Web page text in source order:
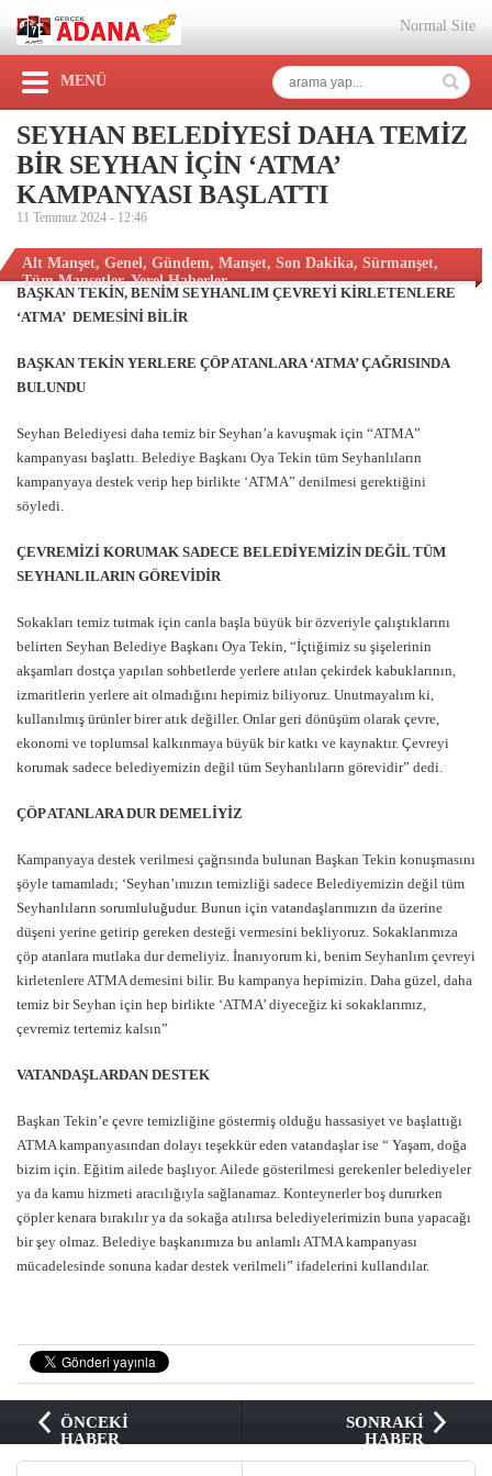
Normal Site
MENÜ
SEYHAN BELEDİYESİ DAHA TEMİZ
BİR SEYHAN İÇİN ‘ATMA’
KAMPANYASI BAŞLATTI
11 Temmuz 2024 - 12:46
Alt Manşet, Genel, Gündem, Manşet, Son Dakika, Sürmanşet,
Tüm Manşetler,Yerel Haberler
BAŞKAN TEKİN, BENİM SEYHANLIM ÇEVREYİ KİRLETENLERE
‘ATMA’ DEMESİNİ BİLİR
BAŞKAN TEKİN YERLERE ÇÖP ATANLARA ‘ATMA’ ÇAĞRISINDA
BULUNDU
Seyhan Belediyesi daha temiz bir Seyhan’a kavuşmak için “ATMA”
kampanyası başlattı. Belediye Başkanı Oya Tekin tüm Seyhanlıların
kampanyaya destek verip hep birlikte ‘ATMA” denilmesi gerektiğini
söyledi.
ÇEVREMİZİ KORUMAK SADECE BELEDİYEMİZİN DEĞİL TÜM
SEYHANLILARIN GÖREVİDİR
Sokakları temiz tutmak için canla başla büyük bir özveriyle çalıştıklarını
belirten Seyhan Belediye Başkanı Oya Tekin, “İçtiğimiz su şişelerinin
akşamları dostça yapılan sohbetlerde yerlere atılan çekirdek kabuklarının,
izmaritlerin yerlere ait olmadığını hepimiz biliyoruz. Unutmayalım ki,
kullanılmış ürünler birer atık değiller. Onlar geri dönüşüm olarak çevre,
ekonomi ve toplumsal kalkınmaya büyük bir katkı ve kaynaktır. Çevreyi
korumak sadece belediyemizin değil tüm Seyhanlıların görevidir” dedi.
ÇÖP ATANLARA DUR DEMELİYİZ
Kampanyaya destek verilmesi çağrısında bulunan Başkan Tekin konuşmasını
şöyle tamamladı; ‘Seyhan’ımızın temizliği sadece Belediyemizin değil tüm
Seyhanlıların sorumluluğudur. Bunun için vatandaşlarımızın da üzerine
düşeni yerine getirip gereken desteği vermesini bekliyoruz. Sokaklarımıza
çöp atanlara mutlaka dur demeliyiz. İnanıyorum ki, benim Seyhanlım çevreyi
kirletenlere ATMA demesini bilir. Bu kampanya hepimizin. Daha güzel, daha
temiz bir Seyhan için hep birlikte ‘ATMA’ diyeceğiz ki sokaklarımız,
çevremiz tertemiz kalsın”
VATANDAŞLARDAN DESTEK
Başkan Tekin’e çevre temizliğine göstermiş olduğu hassasiyet ve başlattığı
ATMA kampanyasından dolayı teşekkür eden vatandaşlar ise “ Yaşam, doğa
bizim için. Eğitim ailede başlıyor. Ailede gösterilmesi gerekenler belediyeler
ya da kamu hizmeti aracılığıyla sağlanamaz. Konteynerler boş dururken
çöpler kenara bırakılır ya da sokağa atılırsa belediyelerimizin buna yapacağı
bir şey olmaz. Belediye başkanımıza bu anlamlı ATMA kampanyası
mücadelesinde sonuna kadar destek verilmeli” ifadelerini kullandılar.
ÖNCEKİ
HABER
SONRAKİ
HABER